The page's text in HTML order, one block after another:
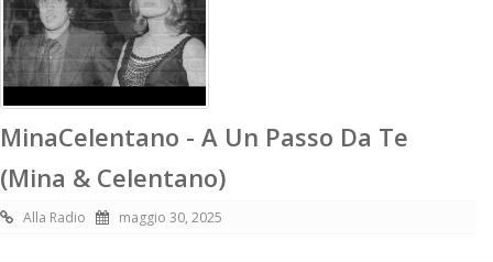
MinaCelentano - A Un Passo Da Te
(Mina & Celentano)
Alla Radio maggio 30, 2025